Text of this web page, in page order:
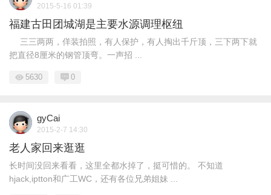
2015-5-16 01:39
福建古田团城湖是主要水源调理枢纽
三三两两，佯装拍照，有人保护，有人掏出千斤顶，三下两下就
把直径8厘米的钢管顶弯。一声招 ...
5630 0
gyCai
2015-2-7 14:30
老人家回来逛逛
长时间没回来看看，这里全都水掉了，挺可惜的。 不知道
hjack,iptton和广工WC，还有各位兄弟姐妹 ...